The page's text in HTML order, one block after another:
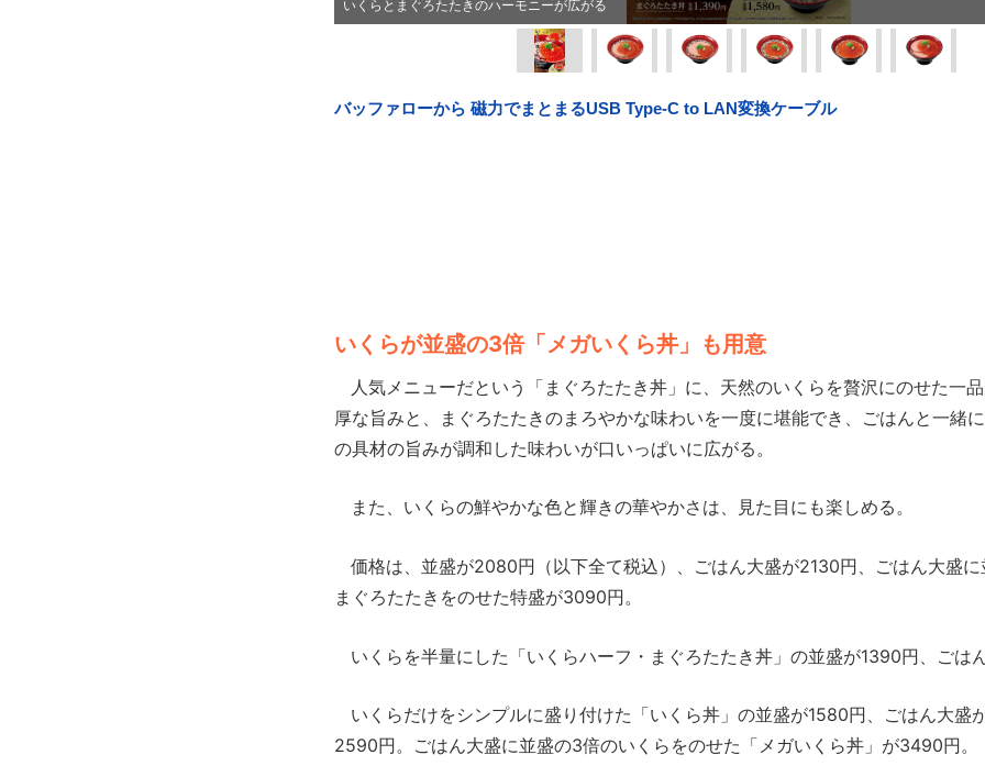
いくらとまぐろたたきのハーモニーが広がる
いくらが並盛の3倍「メガいくら丼」も用意
人気メニューだという「まぐろたたき丼」に、天然のいくらを贅沢にのせた一
厚な旨みと、まぐろたたきのまろやかな味わいを一度に堪能でき、ごはんと一緒
の具材の旨みが調和した味わいが口いっぱいに広がる。
また、いくらの鮮やかな色と輝きの華やかさは、見た目にも楽しめる。
価格は、並盛が2080円（以下全て税込）、ごはん大盛が2130円、ごはん大盛に
まぐろたたきをのせた特盛が3090円。
いくらを半量にした「いくらハーフ・まぐろたたき丼」の並盛が1390円、ごは
いくらだけをシンプルに盛り付けた「いくら丼」の並盛が1580円、ごはん大盛
2590円。ごはん大盛に並盛の3倍のいくらをのせた「メガいくら丼」が3490円。